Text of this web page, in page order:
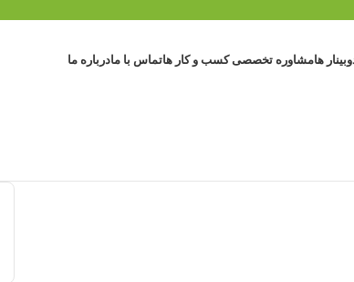
وبینار هامشاوره تخصصی کسب و کار هاتماس با مادرباره ما